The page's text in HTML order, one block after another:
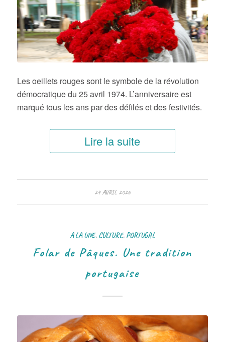
Les oeillets rouges sont le symbole de la révolution
démocratique du 25 avril 1974. L’anniversaire est
marqué tous les ans par des défilés et des festivités.
Lire la suite
24 AVRIL 2026
A LA UNE, CULTURE, PORTUGAL
Folar de Pâques. Une tradition
portugaise